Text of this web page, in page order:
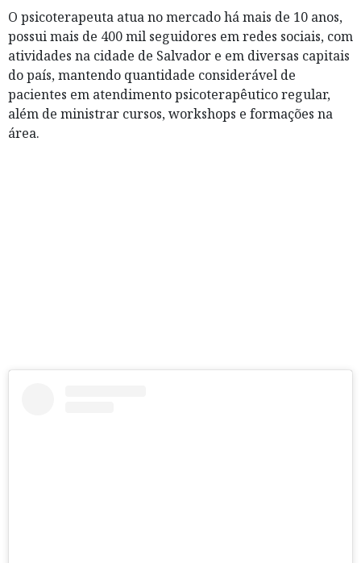
O psicoterapeuta atua no mercado há mais de 10 anos,
possui mais de 400 mil seguidores em redes sociais, com
atividades na cidade de Salvador e em diversas capitais
do país, mantendo quantidade considerável de
pacientes em atendimento psicoterapêutico regular,
além de ministrar cursos, workshops e formações na
área.